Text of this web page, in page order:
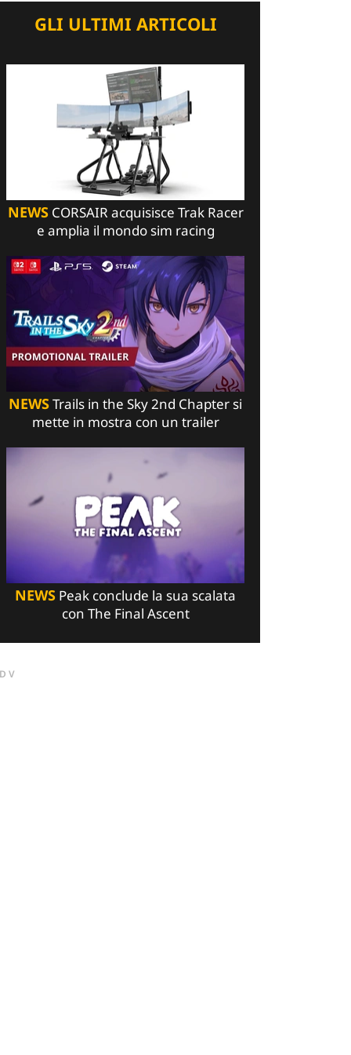
GLI ULTIMI ARTICOLI
NEWSCORSAIR acquisisce Trak Racer
e amplia il mondo sim racing
NEWSTrails in the Sky 2nd Chapter si
mette in mostra con un trailer
NEWS Peak conclude la sua scalata
con The Final Ascent